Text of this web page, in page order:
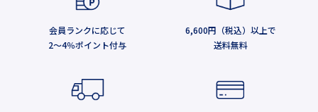
会員ランクに応じて
2～4％ポイント付与
6,600円（税込）以上で
送料無料